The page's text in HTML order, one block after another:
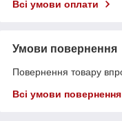
Всі умови оплати
Умови повернення
Повернення товару
Всі умови повернення